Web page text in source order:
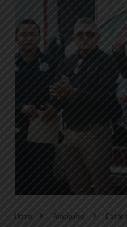
Home Principales Estatal